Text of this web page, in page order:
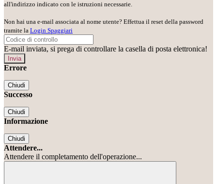
all'indirizzo indicato con le istruzioni necessarie.
Non hai una e-mail associata al nome utente? Effettua il reset della password
tramite la Login Spaggiari
E-mail inviata, si prega di controllare la casella di posta elettronica!
Errore
Chiudi
Successo
Chiudi
Informazione
Chiudi
Attendere...
Attendere il completamento dell'operazione...